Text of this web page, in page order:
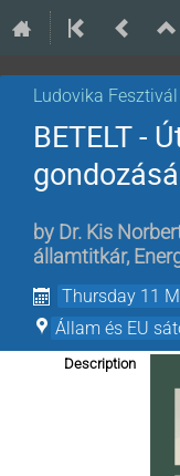
Ludovika
BETELT -
by Dr. Kis
államtitkár,
Thursday 11
Állam és EU
Description